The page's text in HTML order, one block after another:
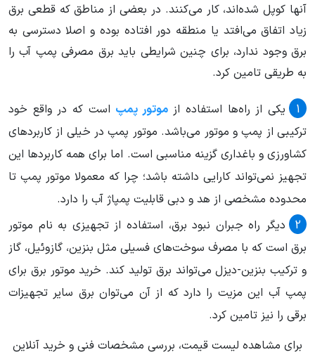
آنها کوپل شده‌اند، کار می‌کنند. در بعضی از مناطق که قطعی برق
زیاد اتفاق می‌افتد یا منطقه دور افتاده بوده و اصلا دسترسی به
برق وجود ندارد، برای چنین شرایطی باید برق مصرفی پمپ آب را
به طریقی تامین کرد.
یکی از راه‌ها استفاده ازموتور پمپ است که در واقع خود
ترکیبی از پمپ و موتور می‌باشد. موتور پمپ در خیلی از کاربردهای
کشاورزی و باغداری گزینه مناسبی است. اما برای همه کاربردها این
تجهیز نمی‌تواند کارایی داشته باشد؛ چرا که معمولا موتور پمپ تا
محدوده مشخصی از هد و دبی قابلیت پمپاژ آب را دارد.
دیگر راه جبران نبود برق، استفاده از تجهیزی به نام موتور
برق است که با مصرف سوخت‌های فسیلی مثل بنزین، گازوئیل، گاز
و ترکیب بنزین-دیزل می‌تواند برق تولید کند. خرید موتور برق برای
پمپ آب این مزیت را دارد که از آن می‌توان برق سایر تجهیزات
برقی را نیز تامین کرد.
برای مشاهده لیست قیمت، بررسی مشخصات فنی و خرید آنلاین